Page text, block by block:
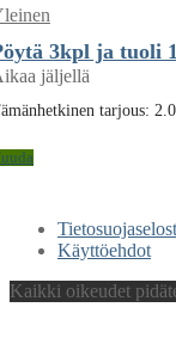
3kpl ja tuoli
jäljellä
tarjous:
Käyttöehdot
Kaikki oikeudet